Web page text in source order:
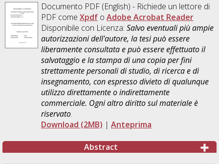
Documento PDF(English) - Richiede un lettore di
PDF come Xpdfo Adobe Acrobat Reader
Disponibile con Licenza: Salvo eventuali più ampie
autorizzazioni dell'autore, la tesi può essere
liberamente consultata e può essere effettuato il
salvataggio e la stampa di una copia per fini
strettamente personali di studio, di ricerca e di
insegnamento, con espresso divieto di qualunque
utilizzo direttamente o indirettamente
commerciale. Ogni altro diritto sul materiale è
riservato.
Download (2MB) | Anteprima
Abstract